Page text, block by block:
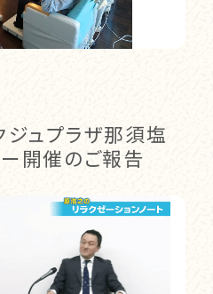
ジュプラザ那須塩
開催のご報告